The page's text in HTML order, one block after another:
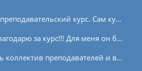
Благодарна за преподавательский курс. Сам курс очень понравился. Материалы грамотно структурированы, а преподаватели объясняют все доступным языком. Получила удовольствие...
Александра, благодарю за курс!!! Для меня он был значимый не только в плане знаний, которые, конечно, я постараюсь сохранить и практиковать, но и тем, что после перерыва в...
Благодарю весь коллектив преподавателей и всех, кто причастен к организации курса преподавателей йоги. Живу в Хургаде, поэтому проходила обучение онлайн. Полное, чуткое...